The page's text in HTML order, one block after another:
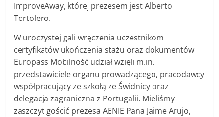
ImproveAway, której prezesem jest Alberto
Tortolero.
W uroczystej gali wręczenia uczestnikom
certyfikatów ukończenia stażu oraz dokumentów
Europass Mobilność udział wzięli m.in.
przedstawiciele organu prowadzącego, pracodawcy
współpracujący ze szkołą ze Świdnicy oraz
delegacja zagraniczna z Portugalii. Mieliśmy
zaszczyt gościć prezesa AENIE Pana Jaime Arujo,